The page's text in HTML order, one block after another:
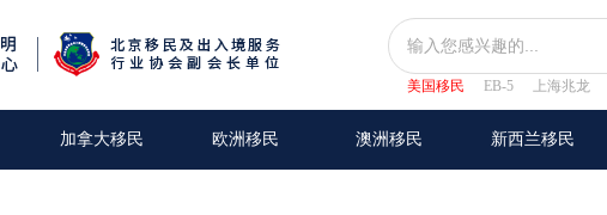
美国移民 EB-5 上海兆龙
加拿大移民 欧洲移民 澳洲移民 新西兰移民